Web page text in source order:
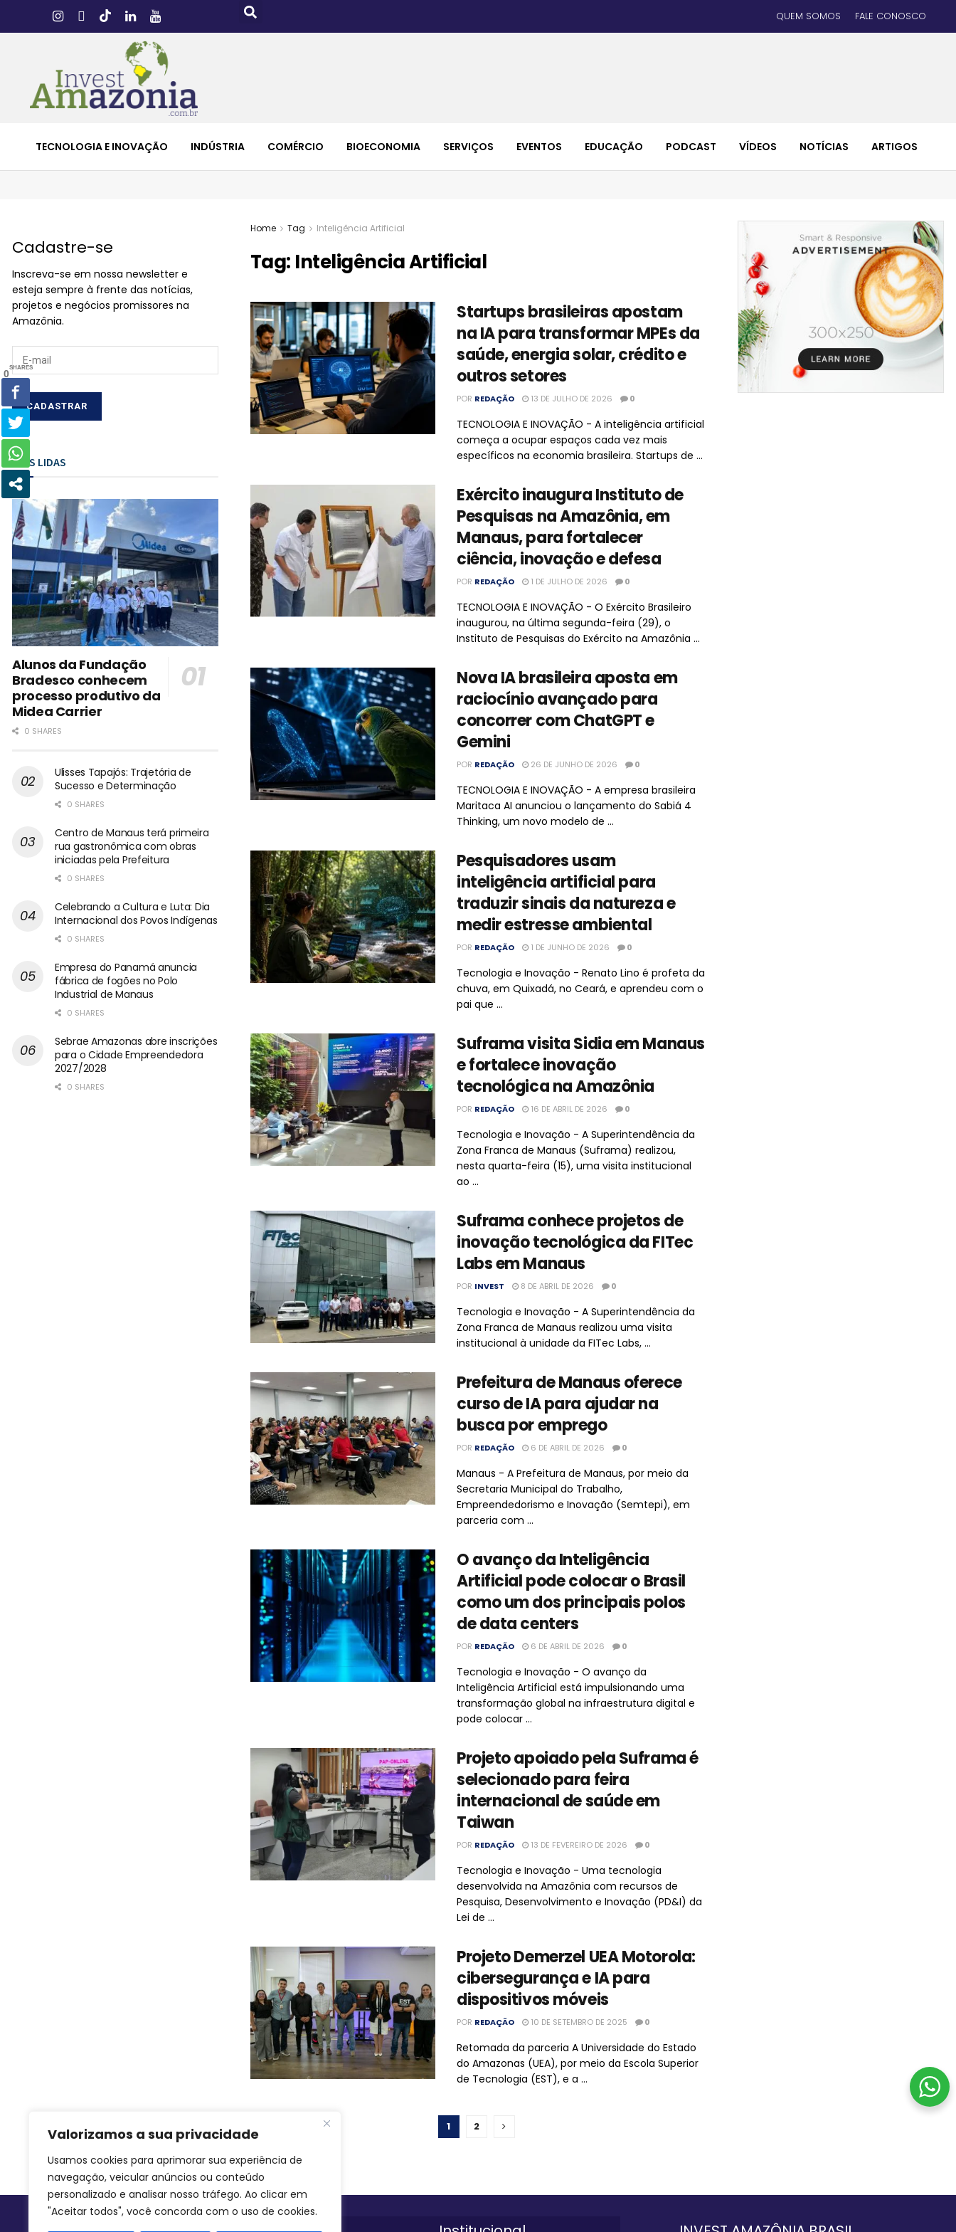
Valorizamos a sua privacidade
Usamos cookies para aprimorar sua experiência de
navegação, veicular anúncios ou conteúdo
personalizado e analisar nosso tráfego. Ao clicar em
"Aceitar todos", você concorda com o uso de cookies.
QUEM SOMOS FALE CONOSCO
TECNOLOGIA E INOVAÇÃO INDÚSTRIA COMÉRCIO BIOECONOMIA SERVIÇOS EVENTOS EDUCAÇÃO PODCAST VÍDEOS NOTÍCIAS ARTIGOS
Home Tag Inteligência Artificial
Tag: Inteligência Artificial
Startups brasileiras apostam
na IA para transformar MPEs da
saúde, energia solar, crédito e
outros setores
POR REDAÇÃO 13 DE JULHO DE 2026 0
TECNOLOGIA E INOVAÇÃO - A inteligência artificial
começa a ocupar espaços cada vez mais
específicos na economia brasileira. Startups de ...
Exército inaugura Instituto de
Pesquisas na Amazônia, em
Manaus, para fortalecer
ciência, inovação e defesa
POR REDAÇÃO 1 DE JULHO DE 2026 0
TECNOLOGIA E INOVAÇÃO - O Exército Brasileiro
inaugurou, na última segunda-feira (29), o
Instituto de Pesquisas do Exército na Amazônia ...
Nova IA brasileira aposta em
raciocínio avançado para
concorrer com ChatGPT e
Gemini
POR REDAÇÃO 26 DE JUNHO DE 2026 0
TECNOLOGIA E INOVAÇÃO - A empresa brasileira
Maritaca AI anunciou o lançamento do Sabiá 4
Thinking, um novo modelo de ...
Pesquisadores usam
inteligência artificial para
traduzir sinais da natureza e
medir estresse ambiental
POR REDAÇÃO 1 DE JUNHO DE 2026 0
Tecnologia e Inovação - Renato Lino é profeta da
chuva, em Quixadá, no Ceará, e aprendeu com o
pai que ...
Suframa visita Sidia em Manaus
e fortalece inovação
tecnológica na Amazônia
POR REDAÇÃO 16 DE ABRIL DE 2026 0
Tecnologia e Inovação - A Superintendência da
Zona Franca de Manaus (Suframa) realizou,
nesta quarta-feira (15), uma visita institucional
ao ...
Suframa conhece projetos de
inovação tecnológica da FITec
Labs em Manaus
POR INVEST 8 DE ABRIL DE 2026 0
Tecnologia e Inovação - A Superintendência da
Zona Franca de Manaus realizou uma visita
institucional à unidade da FITec Labs, ...
Prefeitura de Manaus oferece
curso de IA para ajudar na
busca por emprego
POR REDAÇÃO 6 DE ABRIL DE 2026 0
Manaus - A Prefeitura de Manaus, por meio da
Secretaria Municipal do Trabalho,
Empreendedorismo e Inovação (Semtepi), em
parceria com ...
O avanço da Inteligência
Artificial pode colocar o Brasil
como um dos principais polos
de data centers
POR REDAÇÃO 6 DE ABRIL DE 2026 0
Tecnologia e Inovação - O avanço da
Inteligência Artificial está impulsionando uma
transformação global na infraestrutura digital e
pode colocar ...
Projeto apoiado pela Suframa é
selecionado para feira
internacional de saúde em
Taiwan
POR REDAÇÃO 13 DE FEVEREIRO DE 2026 0
Tecnologia e Inovação - Uma tecnologia
desenvolvida na Amazônia com recursos de
Pesquisa, Desenvolvimento e Inovação (PD&I) da
Lei de ...
Projeto Demerzel UEA Motorola:
cibersegurança e IA para
dispositivos móveis
POR REDAÇÃO 10 DE SETEMBRO DE 2025 0
Retomada da parceria A Universidade do Estado
do Amazonas (UEA), por meio da Escola Superior
de Tecnologia (EST), e a ...
1 2
Cadastre-se
Inscreva-se em nossa newsletter e
esteja sempre à frente das notícias,
projetos e negócios promissores na
Amazônia.
MAIS LIDAS
Alunos da Fundação
Bradesco conhecem
processo produtivo da
Midea Carrier
0 SHARES
Ulisses Tapajós: Trajetória de
Sucesso e Determinação
0 SHARES
Centro de Manaus terá primeira
rua gastronômica com obras
iniciadas pela Prefeitura
0 SHARES
Celebrando a Cultura e Luta: Dia
Internacional dos Povos Indígenas
0 SHARES
Empresa do Panamá anuncia
fábrica de fogões no Polo
Industrial de Manaus
0 SHARES
Sebrae Amazonas abre inscrições
para o Cidade Empreendedora
2027/2028
0 SHARES
0
SHARES